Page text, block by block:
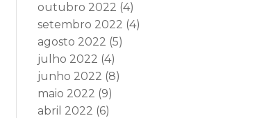
outubro 2022 (4)
setembro 2022 (4)
agosto 2022 (5)
julho 2022 (4)
junho 2022 (8)
maio 2022 (9)
abril 2022 (6)